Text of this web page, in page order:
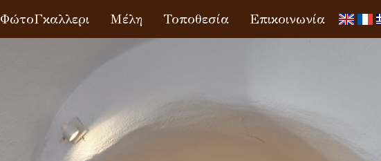
ΦώτοΓκαλλερι Μέλη Τοποθεσία Επικοινωνία